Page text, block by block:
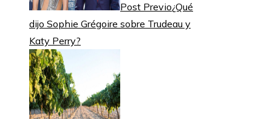
Post Previo¿Qué
dijo Sophie Grégoire sobre Trudeau y
Katy Perry?